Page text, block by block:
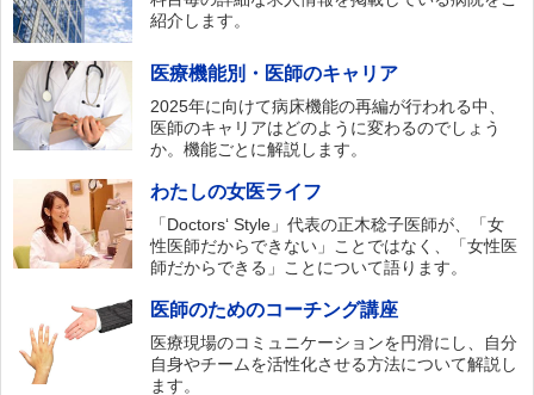
紹介します。
医療機能別・医師のキャリア
2025年に向けて病床機能の再編が行われる中、
医師のキャリアはどのように変わるのでしょう
か。機能ごとに解説します。
わたしの女医ライフ
「Doctors‘ Style」代表の正木稔子医師が、「女
性医師だからできない」ことではなく、「女性医
師だからできる」ことについて語ります。
医師のためのコーチング講座
医療現場のコミュニケーションを円滑にし、自分
自身やチームを活性化させる方法について解説し
ます。